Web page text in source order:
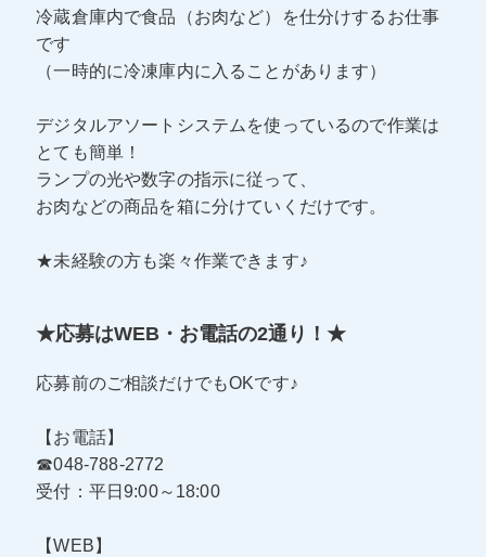
冷蔵倉庫内で食品（お肉など）を仕分けするお仕事
です
（一時的に冷凍庫内に入ることがあります）
デジタルアソートシステムを使っているので作業は
とても簡単！
ランプの光や数字の指示に従って、
お肉などの商品を箱に分けていくだけです。
★未経験の方も楽々作業できます♪
★応募はWEB・お電話の2通り！★
応募前のご相談だけでもOKです♪
【お電話】
☎048-788-2772
受付：平日9:00～18:00
【WEB】